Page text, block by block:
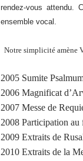
rendez-vous attendu.
ensemble vocal.
Notre simplicité amène
2005 Sumite
2006 Magnificat
2007 Messe de
2008 Participation
2009 Extraits de
2010 Extraits de la